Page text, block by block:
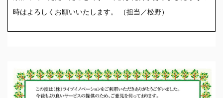
時はよろしくお願いいたします。 （担当／松野）